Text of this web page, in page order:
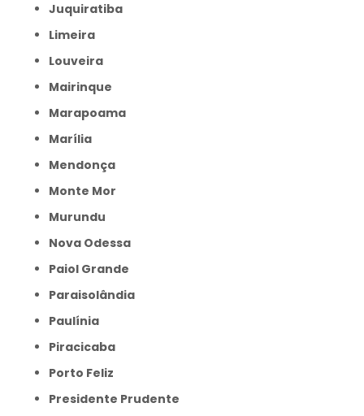
Juquiratiba
Limeira
Louveira
Mairinque
Marapoama
Marília
Mendonça
Monte Mor
Murundu
Nova Odessa
Paiol Grande
Paraisolândia
Paulínia
Piracicaba
Porto Feliz
Presidente Prudente